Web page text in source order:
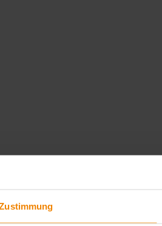
Zustimmung